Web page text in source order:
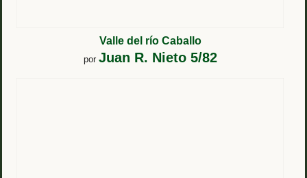
Valle del río Caballo
por Juan R. Nieto 5/82